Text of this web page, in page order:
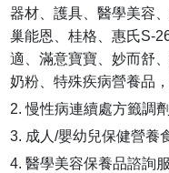
器材、護具、醫學美容
巢能恩、桂格、惠氏S-
適、滿意寶寶、妙而舒
奶粉、特殊疾病營養品
慢性病連續處方籤調
成人/嬰幼兒保健營養
醫學美容保養品諮詢